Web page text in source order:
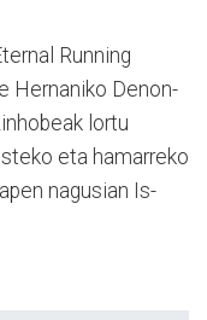
Running
Hernaniko De­non­
lortu
eta hamarreko
nagusian Is­